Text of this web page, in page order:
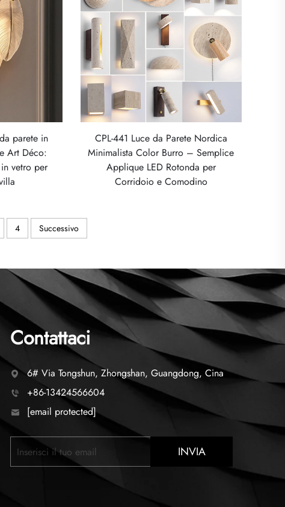
parete in
Art Déco:
vetro per
CPL-441 Luce da Parete Nordica
Minimalista Color Burro – Semplice
Applique LED Rotonda per
Corridoio e Comodino
4 Successivo
Contattaci
6# Via Tongshun, Zhongshan, Guangdong, Cina
+86-13424566604
[email protected]
INVIA